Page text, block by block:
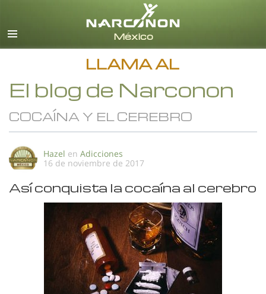
Español
Todas las Regiones/Idiomas
LLAMA AL
El blog de Narconon
COCAÍNA Y EL CEREBRO
Hazel en Adicciones
16 de noviembre de 2017
Así conquista la cocaína al cerebro